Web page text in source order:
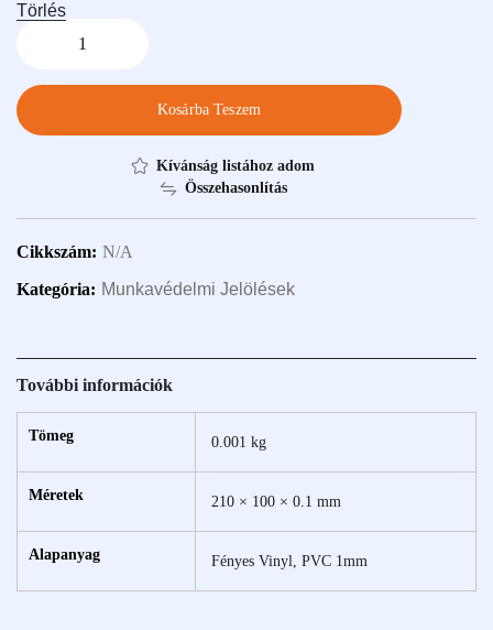
Törlés
Kosárba Teszem
Kívánság listához adom
Összehasonlítás
Cikkszám: N/A
Kategória: Munkavédelmi Jelölések
További információk
Tömeg 0.001 kg
Méretek 210 × 100 × 0.1 mm
Alapanyag Fényes Vinyl, PVC 1mm